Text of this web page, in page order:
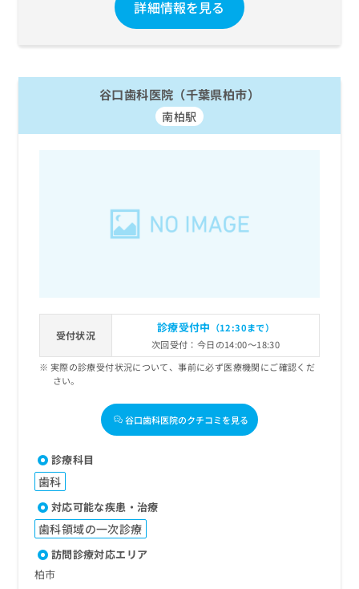
詳細情報を見る
谷口歯科医院（千葉県柏市）
南柏駅
受付状況
診療受付中 （12:30まで）
次回受付：今日の14:00～18:30
実際の診療受付状況について、事前に必ず医療機関にご確認くだ
さい。
谷口歯科医院のクチコミを見る
診療科目
歯科
対応可能な疾患・治療
歯科領域の一次診療
訪問診療対応エリア
柏市